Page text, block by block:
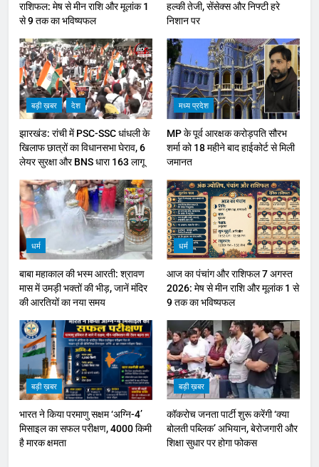
राशिफल: मेष से मीन राशि और मूलांक 1
से 9 तक का भविष्यफल
हल्की तेजी, सेंसेक्स और निफ्टी हरे
निशान पर
बड़ी ख़बर देश
झारखंड: रांची में PSC-SSC धांधली के
खिलाफ छात्रों का विधानसभा घेराव, 6
लेयर सुरक्षा और BNS धारा 163 लागू
मध्य प्रदेश
MP के पूर्व आरक्षक करोड़पति सौरभ
शर्मा को 18 महीने बाद हाईकोर्ट से मिली
जमानत
धर्म
बाबा महाकाल की भस्म आरती: श्रावण
मास में उमड़ी भक्तों की भीड़, जानें मंदिर
की आरतियों का नया समय
धर्म
आज का पंचांग और राशिफल 7 अगस्त
2026: मेष से मीन राशि और मूलांक 1 से
9 तक का भविष्यफल
बड़ी ख़बर
भारत ने किया परमाणु सक्षम ‘अग्नि-4’
मिसाइल का सफल परीक्षण, 4000 किमी
है मारक क्षमता
बड़ी ख़बर
कॉकरोच जनता पार्टी शुरू करेंगी ‘क्या
बोलती पब्लिक’ अभियान, बेरोजगारी और
शिक्षा सुधार पर होगा फोकस